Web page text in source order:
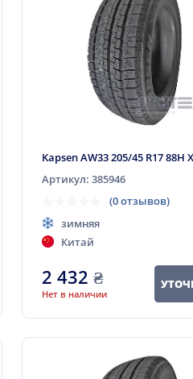
Kapsen AW33 205/45 R17 88H
Артикул: 385946
(0 отзывов)
зимняя
Китай
2 432 ₴
Нет в наличии